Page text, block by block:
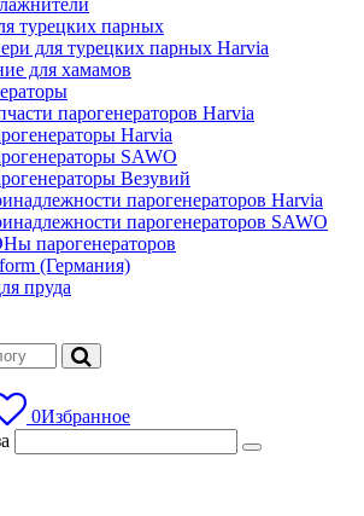
турецких парных
для турецких парных Harvia
для хамамов
парогенераторов Harvia
Harvia
SAWO
Везувий
парогенераторов Harvia
парогенераторов SAWO
парогенераторов
(Германия)
пруда
0Избранное